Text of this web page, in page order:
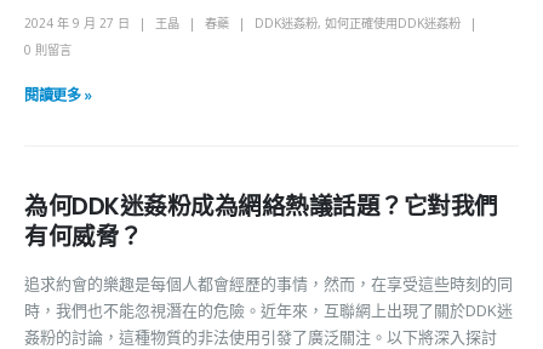
2024 年 9 月 27 日 王晶 春藥 DDK迷姦粉, 如何正確使用DDK迷姦粉
0 則留言
閱讀更多 »
為何DDK迷姦粉成為網絡熱議話題？它對我們
有何威脅？
追求約會的樂趣是每個人都會經歷的事情，然而，在享受這些時刻的同
時，我們也不能忽視潛在的危險。近年來，互聯網上出現了關於DDK迷
姦粉的討論，這種物質的非法使用引發了廣泛關注。以下將深入探討